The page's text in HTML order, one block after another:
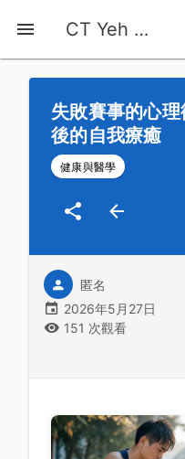
CT Yeh 公路車基地
首頁 運動知識
失敗賽事的心
後的自我療癒
健康與醫學
匿名
2026年5月27日
151 次觀看